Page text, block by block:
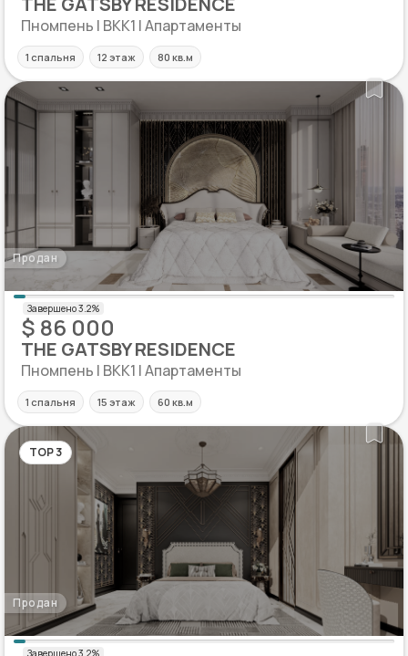
Пномпень | BKK1 | Апартаменты
1 спальня 12 этаж 80 кв.м
Продан
$ 86 000
THE GATSBY RESIDENCE
Пномпень | BKK1 | Апартаменты
1 спальня 15 этаж 60 кв.м
TOP 3
Продан